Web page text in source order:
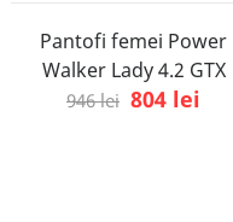
Pantofi femei Power
Walker Lady 4.2 GTX
946 lei 804 lei